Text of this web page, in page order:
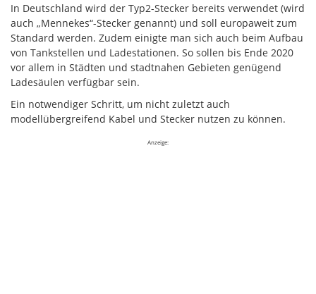
In Deutschland wird der Typ2-Stecker bereits verwendet (wird
auch „Mennekes“-Stecker genannt) und soll europaweit zum
Standard werden. Zudem einigte man sich auch beim Aufbau
von Tankstellen und Ladestationen. So sollen bis Ende 2020
vor allem in Städten und stadtnahen Gebieten genügend
Ladesäulen verfügbar sein.
Ein notwendiger Schritt, um nicht zuletzt auch
modellübergreifend Kabel und Stecker nutzen zu können.
Anzeige: